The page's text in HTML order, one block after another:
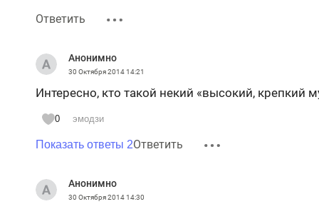
До свидания, ждем обратно
* * *
Седня Юрик сел в зиндан
К ФСБ попал в капкан
Открывай, Баян, пришли!!!
Ответить
Анонимно
30 Октября 201414:21
Интересно, кто такой некий «высокий, крепкий
0 эмодзи
Показать ответы 2Ответить
Анонимно
30 Октября 201414:30